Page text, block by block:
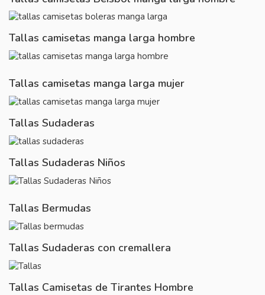
Tallas camisetas manga larga hombre
Tallas camisetas manga larga mujer
Tallas Sudaderas
Tallas Sudaderas Niños
Tallas Bermudas
Tallas Sudaderas con cremallera
Tallas Camisetas de Tirantes Hombre